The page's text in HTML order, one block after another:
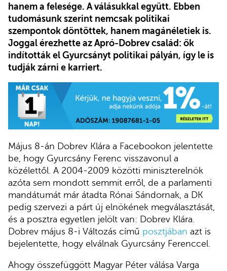
hanem a felesége. A válásukkal együtt. Ebben
tudomásunk szerint nemcsak politikai
szempontok döntöttek, hanem magánéletiek is.
Joggal érezhette az Apró-Dobrev család: ők
indították el Gyurcsányt politikai pályán, így le is
tudják zárni e karriert.
Május 8-án Dobrev Klára a Facebookon jelentette
be, hogy Gyurcsány Ferenc visszavonul a
közélettől. A 2004-2009 közötti miniszterelnök
azóta sem mondott semmit erről, de a parlamenti
mandátumát már átadta Rónai Sándornak, a DK
pedig szervezi a párt új elnökének megválasztását,
és a posztra egyetlen jelölt van: Dobrev Klára.
Dobrev május 8-i Változás című posztjában azt is
bejelentette, hogy elválnak Gyurcsány Ferenccel.
Ahogy összefüggött Magyar Péter válása Varga